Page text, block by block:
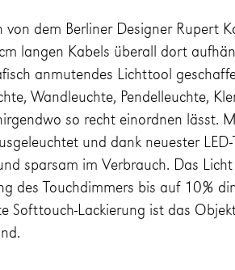
dem Berliner Designer Rupert
langen Kabels überall dort
anmutendes Lichttool
Wandleuchte, Pendelleuchte,
so recht einordnen lässt.
und dank neuester
sparsam im Verbrauch. Das
des Touchdimmers bis auf 10%
Softtouch-Lackierung ist das